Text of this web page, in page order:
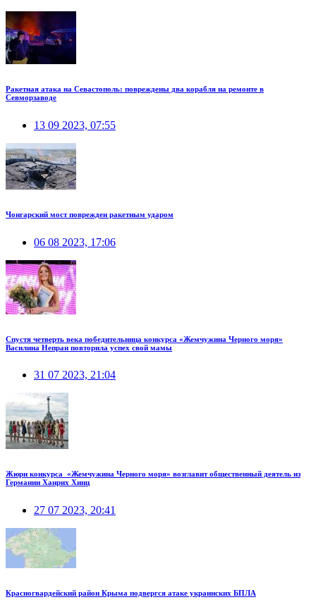
Ракетная атака на Севастополь: повреждены два корабля на ремонте в
Севморзаводе
13 09 2023, 07:55
Чонгарский мост поврежден ракетным ударом
06 08 2023, 17:06
Спустя четверть века победительница конкурса «Жемчужина Черного моря»
Василина Непран повторила успех свой мамы
31 07 2023, 21:04
Жюри конкурса «Жемчужина Черного моря» возглавит общественный деятель из
Германии Ханрих Хинц
27 07 2023, 20:41
Красногвардейский район Крыма подвергся атаке украинских БПЛА